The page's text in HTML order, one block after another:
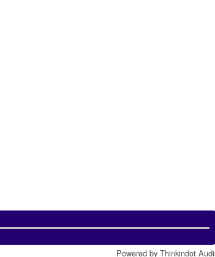
Powered by Thinkindot